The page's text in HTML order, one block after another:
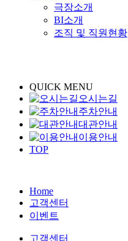
극장소개
BI소개
조직 및 직원현황
QUICK MENU
오시는길
주차안내
대관안내
이용안내
TOP
Home
고객센터
이벤트
고객센터